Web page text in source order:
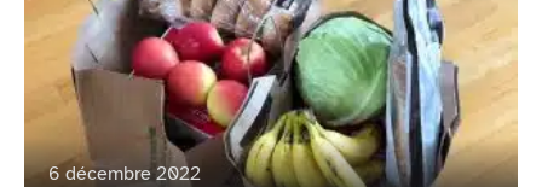
6 décembre 2022